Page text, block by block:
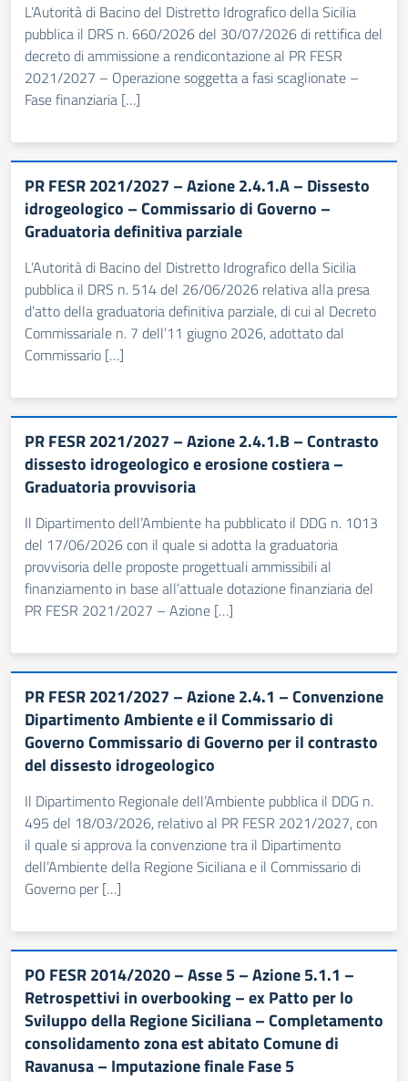
L’Autorità di Bacino del Distretto Idrografico della Sicilia
pubblica il DRS n. 660/2026 del 30/07/2026 di rettifica del
decreto di ammissione a rendicontazione al PR FESR
2021/2027 – Operazione soggetta a fasi scaglionate –
Fase finanziaria […]
PR FESR 2021/2027 – Azione 2.4.1.A – Dissesto
idrogeologico – Commissario di Governo –
Graduatoria definitiva parziale
L’Autorità di Bacino del Distretto Idrografico della Sicilia
pubblica il DRS n. 514 del 26/06/2026 relativa alla presa
d’atto della graduatoria definitiva parziale, di cui al Decreto
Commissariale n. 7 dell’11 giugno 2026, adottato dal
Commissario […]
PR FESR 2021/2027 – Azione 2.4.1.B – Contrasto
dissesto idrogeologico e erosione costiera –
Graduatoria provvisoria
Il Dipartimento dell’Ambiente ha pubblicato il DDG n. 1013
del 17/06/2026 con il quale si adotta la graduatoria
provvisoria delle proposte progettuali ammissibili al
finanziamento in base all’attuale dotazione finanziaria del
PR FESR 2021/2027 – Azione […]
PR FESR 2021/2027 – Azione 2.4.1 – Convenzione
Dipartimento Ambiente e il Commissario di
Governo Commissario di Governo per il contrasto
del dissesto idrogeologico
Il Dipartimento Regionale dell’Ambiente pubblica il DDG n.
495 del 18/03/2026, relativo al PR FESR 2021/2027, con
il quale si approva la convenzione tra il Dipartimento
dell’Ambiente della Regione Siciliana e il Commissario di
Governo per […]
PO FESR 2014/2020 – Asse 5 – Azione 5.1.1 –
Retrospettivi in overbooking – ex Patto per lo
Sviluppo della Regione Siciliana – Completamento
consolidamento zona est abitato Comune di
Ravanusa – Imputazione finale Fase 5